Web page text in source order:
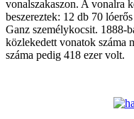
vonalszakaszon. A vonalra
beszereztek: 12 db 70
Ganz személykocsit. 1888-
közlekedett vonatok száma
száma pedig 418 ezer volt.